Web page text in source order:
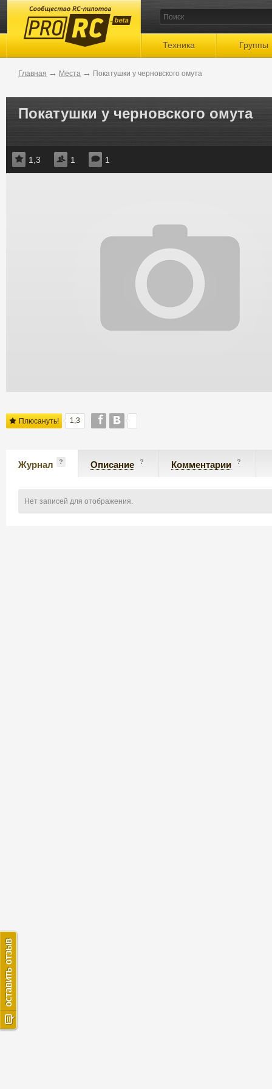
beta
Техника Группы
Главная → Места → Покатушки у черновского омута
Покатушки у черновского омута
1,3 1 1
Плюсануть! 1,3
Журнал ? Описание ? Комментарии ?
Нет записей для отображения.